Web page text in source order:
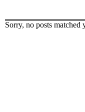
Sorry, no posts matched